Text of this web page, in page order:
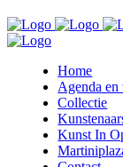
Home
Agenda en
Collectie
Kunst In